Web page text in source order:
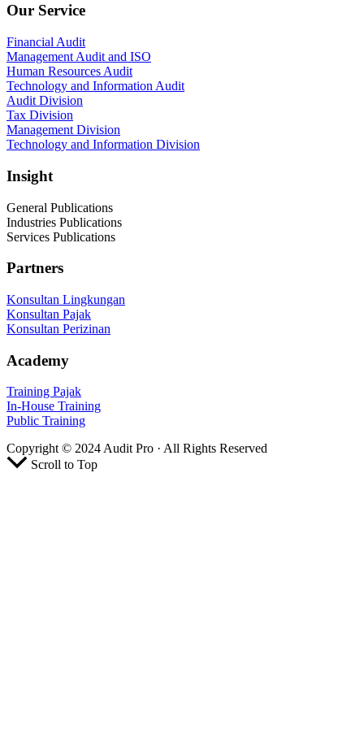
Our Service
Financial Audit
Management Audit and ISO
Human Resources Audit
Technology and Information Audit
Audit Division
Tax Division
Management Division
Technology and Information Division
Insight
General Publications
Industries Publications
Services Publications
Partners
Konsultan Lingkungan
Konsultan Pajak
Konsultan Perizinan
Academy
Training Pajak
In-House Training
Public Training
Copyright © 2024 Audit Pro · All Rights Reserved
Scroll to Top